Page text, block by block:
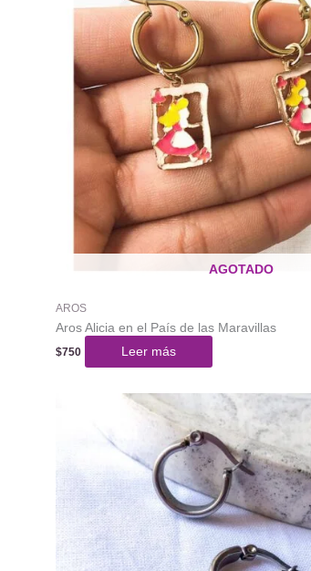
AGOTADO
AROS
Aros Alicia en el País de las Maravillas
$750 Leer más